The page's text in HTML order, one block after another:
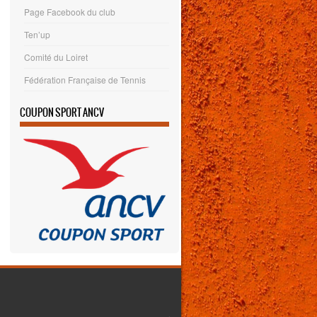
Page Facebook du club
Ten’up
Comité du Loiret
Fédération Française de Tennis
COUPON SPORT ANCV